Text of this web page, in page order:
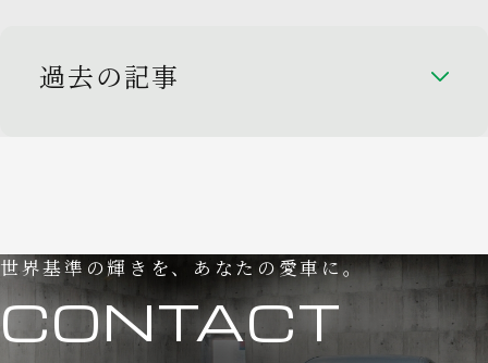
過去の記事
世界基準の輝きを、あなたの愛車に。
CONTACT